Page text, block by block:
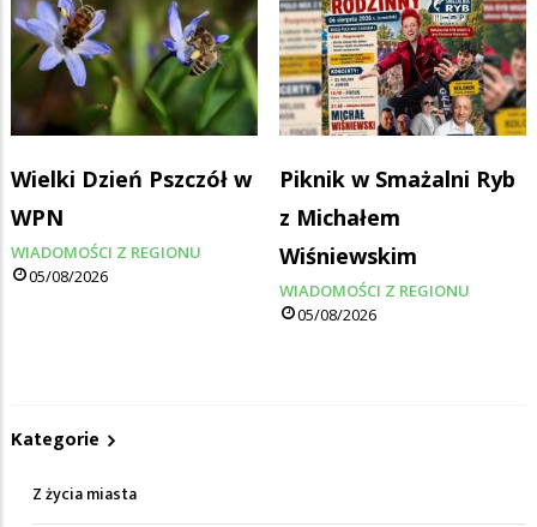
Wielki Dzień Pszczół w
WPN
WIADOMOŚCI Z REGIONU
05/08/2026
Piknik w Smażalni Ryb
z Michałem
Wiśniewskim
WIADOMOŚCI Z REGIONU
05/08/2026
Kategorie
Z życia miasta